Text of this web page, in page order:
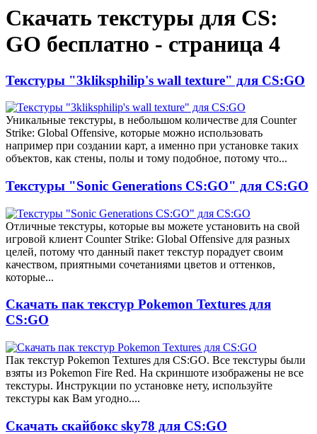
Скачать текстуры для CS:
GO бесплатно - страница 4
Текстуры "3kliksphilip's wall texture" для CS:GO
Уникальные текстуры, в небольшом количестве для Counter
Strike: Global Offensive, которые можно использовать
например при создании карт, а именно при установке таких
объектов, как стены, полы и тому подобное, потому что...
Текстуры "Sonic Generations CS:GO" для CS:GO
Отличные текстуры, которые вы можете установить на свой
игровой клиент Counter Strike: Global Offensive для разных
целей, потому что данный пакет текстур порадует своим
качеством, приятными сочетаниями цветов и оттенков,
которые...
Скачать пак текстур Pokemon Textures для
CS:GO
Пак текстур Pokemon Textures для CS:GO. Все текстуры были
взяты из Pokemon Fire Red. На скриншоте изображены не все
текстуры. Инструкции по установке нету, используйте
текстуры как Вам угодно....
Скачать скайбокс sky78 для CS:GO